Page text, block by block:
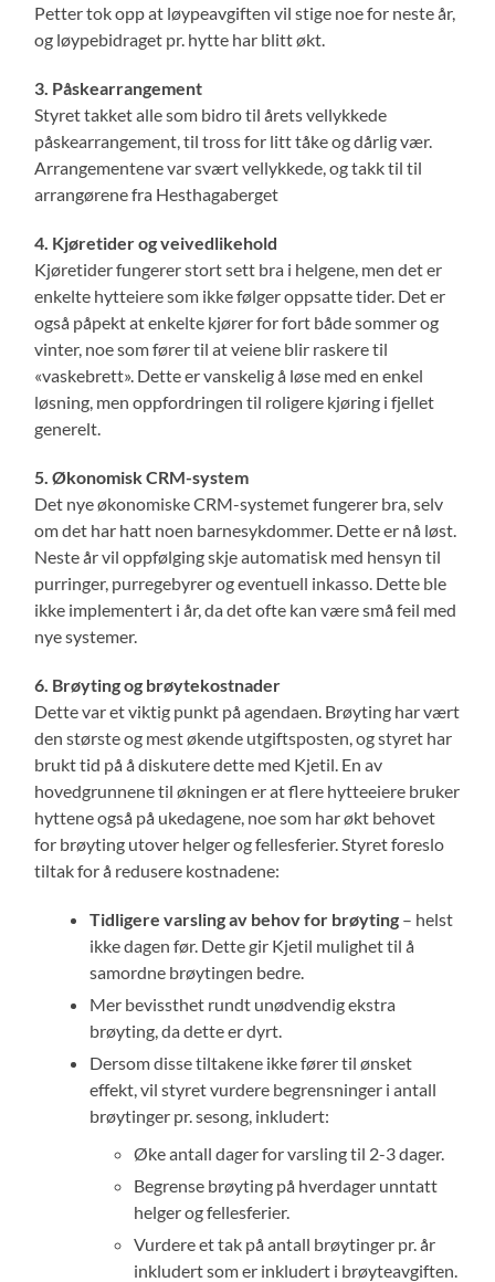
Petter tok opp at løypeavgiften vil stige noe for neste år,
og løypebidraget pr. hytte har blitt økt.
3. Påskearrangement
Styret takket alle som bidro til årets vellykkede
påskearrangement, til tross for litt tåke og dårlig vær.
Arrangementene var svært vellykkede, og takk til til
arrangørene fra Hesthagaberget
4. Kjøretider og veivedlikehold
Kjøretider fungerer stort sett bra i helgene, men det er
enkelte hytteiere som ikke følger oppsatte tider. Det er
også påpekt at enkelte kjører for fort både sommer og
vinter, noe som fører til at veiene blir raskere til
«vaskebrett». Dette er vanskelig å løse med en enkel
løsning, men oppfordringen til roligere kjøring i fjellet
generelt.
5. Økonomisk CRM-system
Det nye økonomiske CRM-systemet fungerer bra, selv
om det har hatt noen barnesykdommer. Dette er nå løst.
Neste år vil oppfølging skje automatisk med hensyn til
purringer, purregebyrer og eventuell inkasso. Dette ble
ikke implementert i år, da det ofte kan være små feil med
nye systemer.
6. Brøyting og brøytekostnader
Dette var et viktig punkt på agendaen. Brøyting har vært
den største og mest økende utgiftsposten, og styret har
brukt tid på å diskutere dette med Kjetil. En av
hovedgrunnene til økningen er at flere hytteeiere bruker
hyttene også på ukedagene, noe som har økt behovet
for brøyting utover helger og fellesferier. Styret foreslo
tiltak for å redusere kostnadene:
Tidligere varsling av behov for brøyting – helst
ikke dagen før. Dette gir Kjetil mulighet til å
samordne brøytingen bedre.
Mer bevissthet rundt unødvendig ekstra
brøyting, da dette er dyrt.
Dersom disse tiltakene ikke fører til ønsket
effekt, vil styret vurdere begrensninger i antall
brøytinger pr. sesong, inkludert:
Øke antall dager for varsling til 2-3 dager.
Begrense brøyting på hverdager unntatt
helger og fellesferier.
Vurdere et tak på antall brøytinger pr. år
inkludert som er inkludert i brøyteavgiften.